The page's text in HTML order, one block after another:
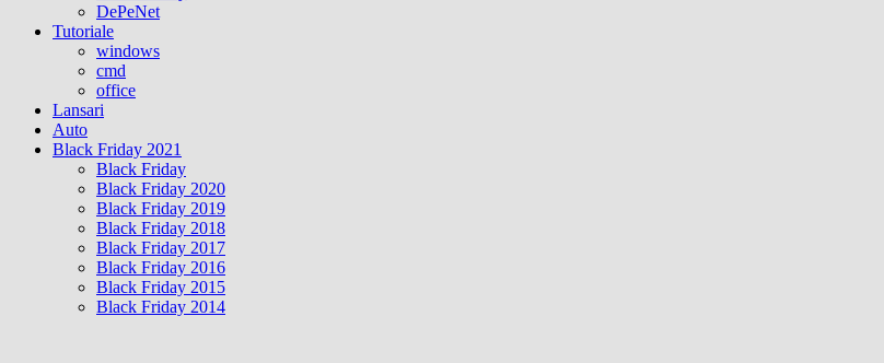
DePeNet
Tutoriale
windows
cmd
office
Lansari
Auto
Black Friday 2021
Black Friday
Black Friday 2020
Black Friday 2019
Black Friday 2018
Black Friday 2017
Black Friday 2016
Black Friday 2015
Black Friday 2014